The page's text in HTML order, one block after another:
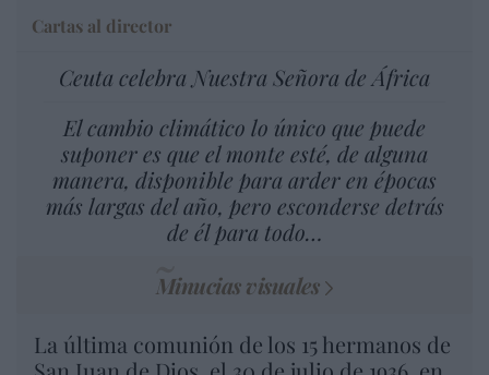
Cartas al director
Ceuta celebra Nuestra Señora de África
El cambio climático lo único que puede
suponer es que el monte esté, de alguna
manera, disponible para arder en épocas
más largas del año, pero esconderse detrás
de él para todo…
Minucias visuales
La última comunión de los 15 hermanos de